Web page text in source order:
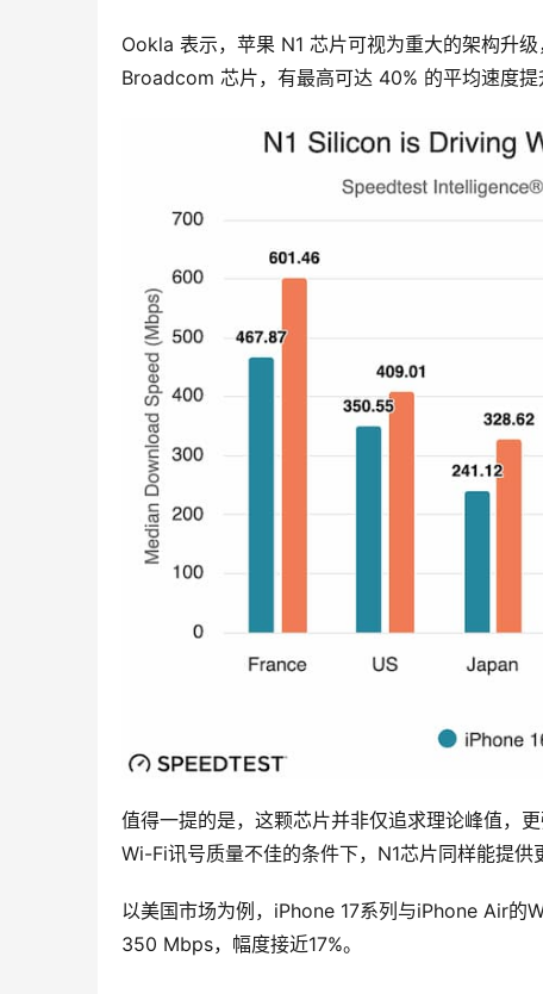
Ookla 表示，苹果 N1 芯片可视为重大的架构升
Broadcom 芯片，有最高可达 40% 的平均速度提
值得一提的是，这颗芯片并非仅追求理论峰值，
Wi-Fi讯号质量不佳的条件下，N1芯片同样能提供
以美国市场为例，iPhone 17系列与iPhone Air
350 Mbps，幅度接近17%。